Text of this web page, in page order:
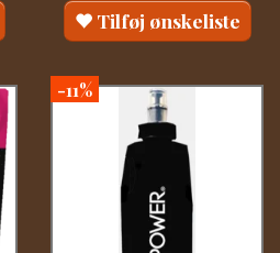
Tilføj ønskeliste
-11%